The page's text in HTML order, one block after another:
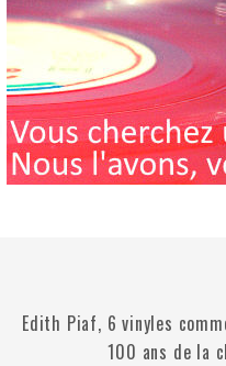
Edith Piaf, 6 vinyles
100 ans de la